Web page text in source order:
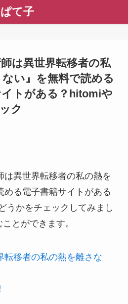
ぱて子
師は異世界転移者の私
い』を無料で読める
イトがある？hitomiや
ク
は異世界転移者の私の熱を
める電子書籍サイトがある
うかをチェックしてみまし
とができます。
転移者の私の熱を離さな